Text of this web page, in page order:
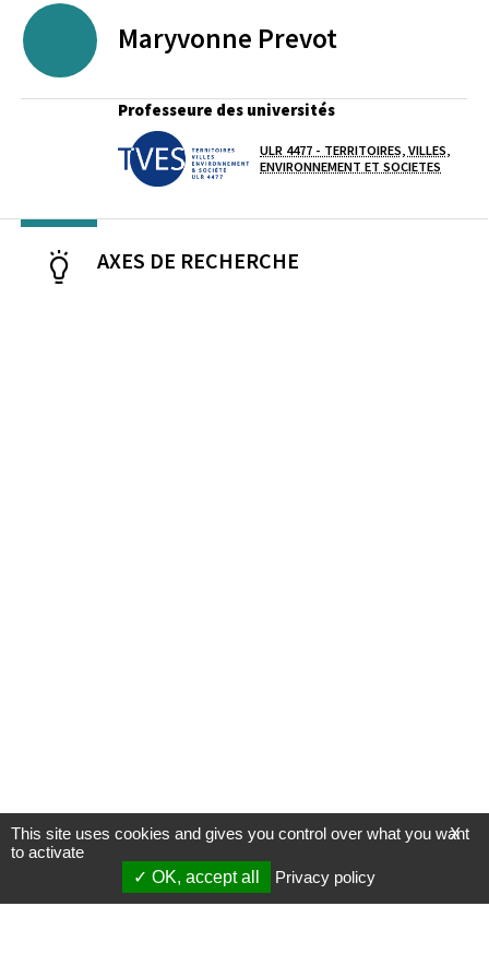
Maryvonne Prevot
Professeure des universités
Laboratoire / équipe
ULR 4477 - TERRITOIRES, VILLES,
ENVIRONNEMENT ET SOCIETES
AXES DE RECHERCHE
X
This site uses cookies and gives you control over what you want
to activate
OK, accept all
Privacy policy